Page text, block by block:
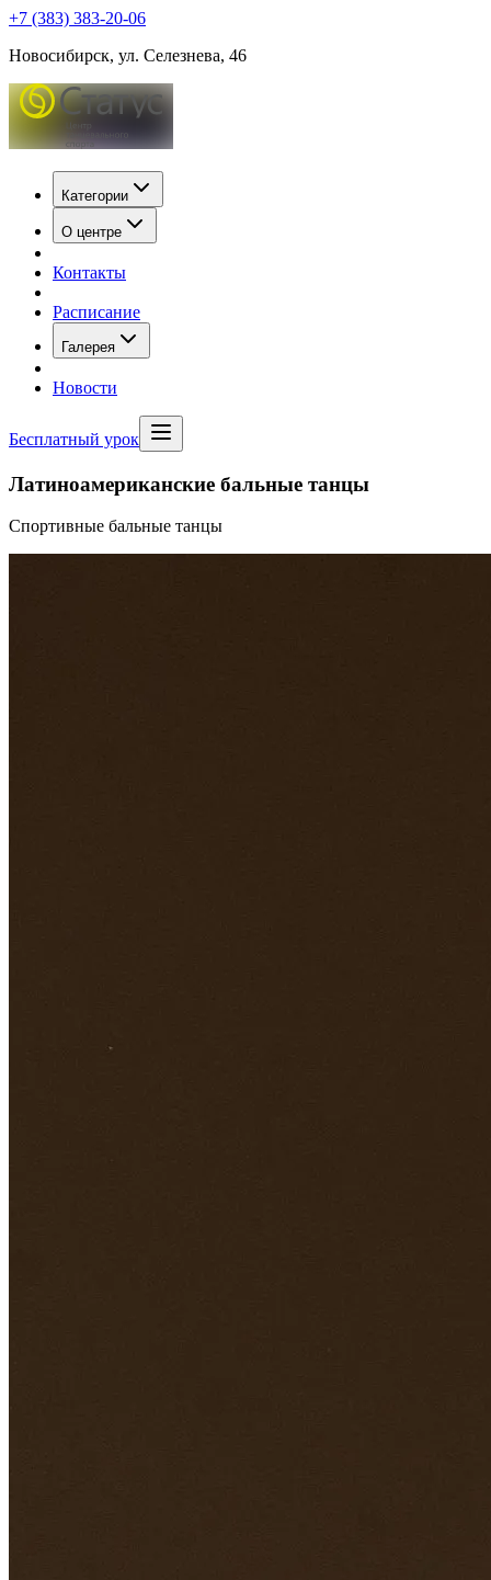
+7 (383) 383-20-06
Новосибирск, ул. Селезнева, 46
Категории
О центре
Контакты
Расписание
Галерея
Новости
Бесплатный урок
Латиноамериканские бальные танцы
Спортивные бальные танцы